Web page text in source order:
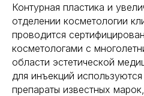
Контурная пластика и
отделении косметологии
проводится
косметологами с
области эстетической
для инъекций
препараты известных